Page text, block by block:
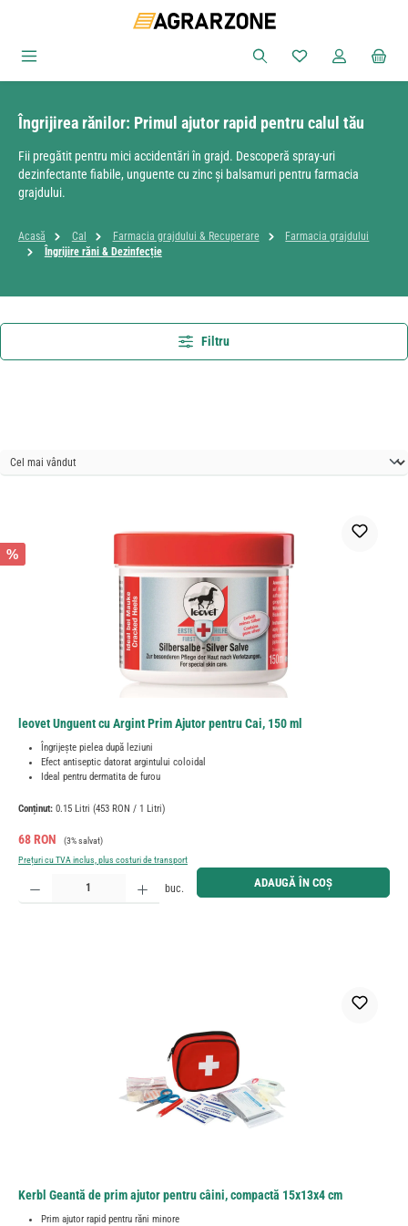
Sari la conținutul principal
Aveți 0 articole
Îngrijirea rănilor: Primul ajutor rapid pentru calul tău
Fii pregătit pentru mici accidentări în grajd. Descoperă spray-uri
dezinfectante fiabile, unguente cu zinc și balsamuri pentru farmacia
grajdului.
Acasă Cal Farmacia grajdului & Recuperare
Farmacia grajdului
Îngrijire răni & Dezinfecție
Filtru
%
leovet Unguent cu Argint Prim Ajutor pentru Cai, 150 ml
Îngrijește pielea după leziuni
Efect antiseptic datorat argintului coloidal
Ideal pentru dermatita de furou
Conținut: 0.15 Litri (453 RON / 1 Litri)
Preț de vânzare:
68 RON Preț obișnuit:
(3% salvat)
Prețuri cu TVA inclus, plus costuri de transport
Cantitate produs: Introduceți cantitatea dorită sau utilizați butoanele pentru a mări sau micșora
buc. ADAUGĂ ÎN COȘ
Kerbl Geantă de prim ajutor pentru câini, compactă 15x13x4 cm
Prim ajutor rapid pentru răni minore